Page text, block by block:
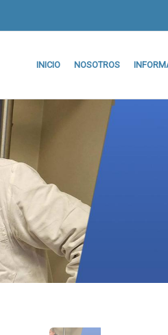
INICIO NOSOTROS